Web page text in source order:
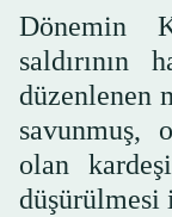
Dönemin
saldırının
düzenlenen
savunmuş,
olan